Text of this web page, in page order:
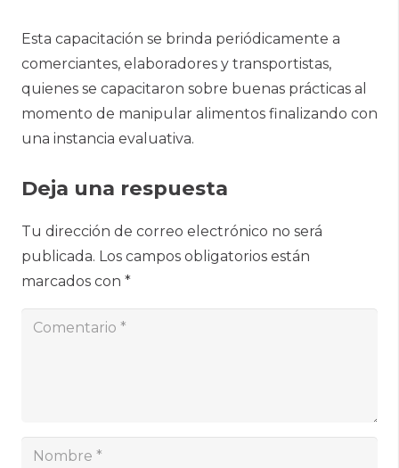
Esta capacitación se brinda periódicamente a
comerciantes, elaboradores y transportistas,
quienes se capacitaron sobre buenas prácticas al
momento de manipular alimentos finalizando con
una instancia evaluativa.
Deja una respuesta
Tu dirección de correo electrónico no será
publicada. Los campos obligatorios están
marcados con *